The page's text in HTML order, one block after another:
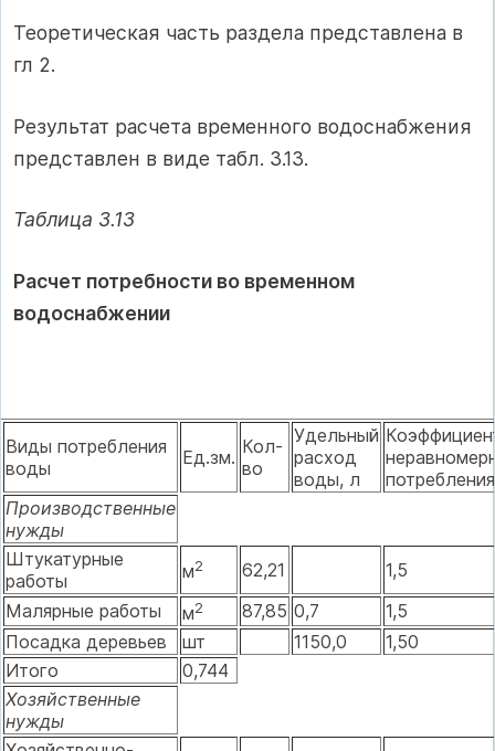
Теоретическая часть раздела представлена в
гл 2.
Результат расчета временного водоснабжения
представлен в виде табл. 3.13.
Таблица 3.13
Расчет потребности во временном
водоснабжении
Виды потребления
воды
Ед.зм. Кол-
во
Удельный
расход
воды, л
потребления
Производственные
нужды
Штукатурные
работы
м2 62,21
1,5
Малярные работы
м2 87,85 0,7
1,5
Посадка деревьев
шт 1150,0
1,50
Итого
0,744
Хозяйственные
нужды